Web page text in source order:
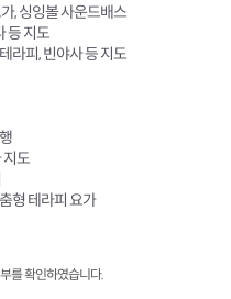
, 싱잉볼 사운드배스
등 지도
라피, 빈야사 등 지도
지도
형 테라피 요가
를 확인하였습니다.